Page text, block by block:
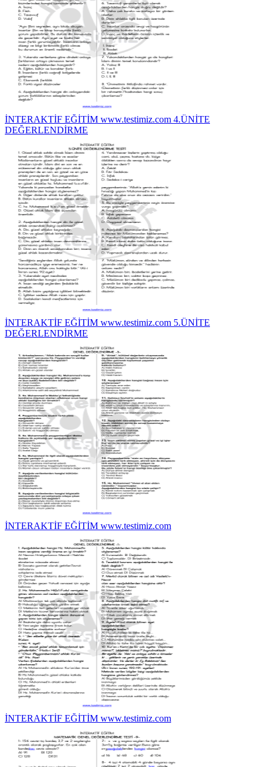
İNTERAKTİF EĞİTİM www.testimiz.com 4.ÜNİTE
DEĞERLENDİRME
İNTERAKTİF EĞİTİM www.testimiz.com 5.ÜNİTE
DEĞERLENDİRME
İNTERAKTİF EĞİTİM www.testimiz.com
İNTERAKTİF EĞİTİM www.testimiz.com